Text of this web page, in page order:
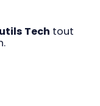
Tech tout